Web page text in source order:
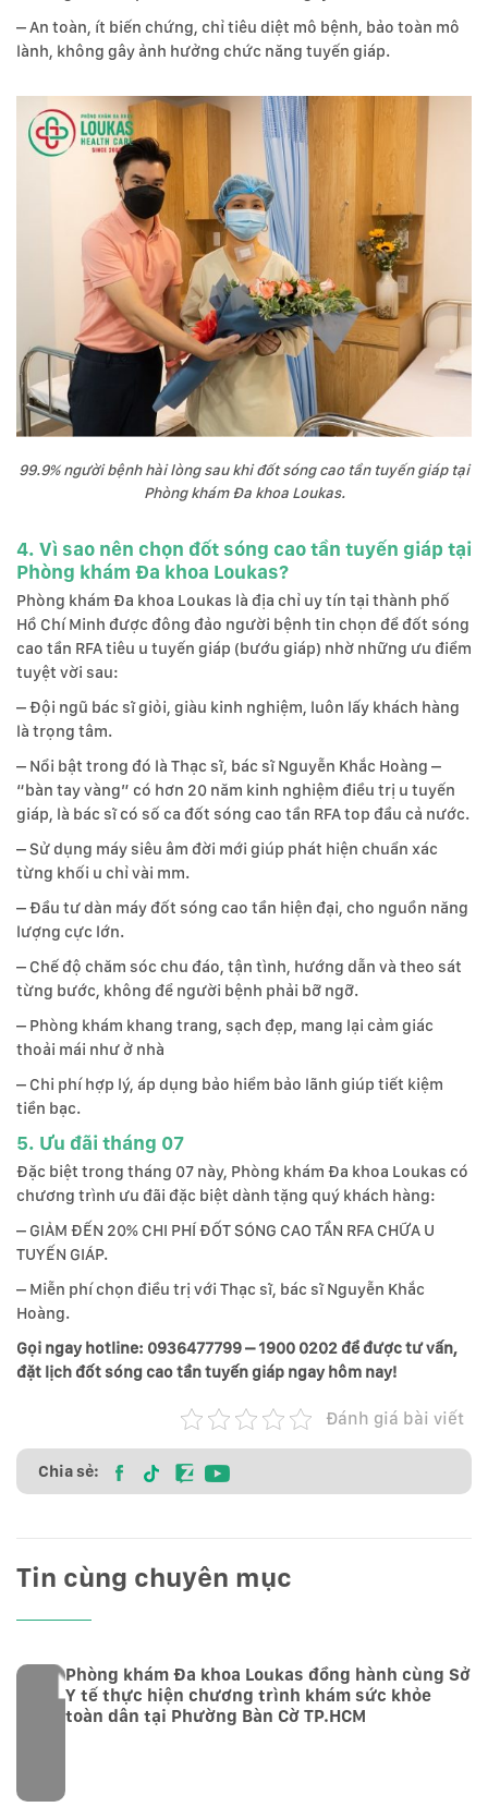
– An toàn, ít biến chứng, chỉ tiêu diệt mô bệnh, bảo toàn mô
lành, không gây ảnh hưởng chức năng tuyến giáp.
99.9% người bệnh hài lòng sau khi đốt sóng cao tần tuyến giáp tại
Phòng khám Đa khoa Loukas.
4. Vì sao nên chọn đốt sóng cao tần tuyến giáp tại
Phòng khám Đa khoa Loukas?
Phòng khám Đa khoa Loukas là địa chỉ uy tín tại thành phố
Hồ Chí Minh được đông đảo người bệnh tin chọn để đốt sóng
cao tần RFA tiêu u tuyến giáp (bướu giáp) nhờ những ưu điểm
tuyệt vời sau:
– Đội ngũ bác sĩ giỏi, giàu kinh nghiệm, luôn lấy khách hàng
là trọng tâm.
– Nổi bật trong đó là Thạc sĩ, bác sĩ Nguyễn Khắc Hoàng –
“bàn tay vàng” có hơn 20 năm kinh nghiệm điều trị u tuyến
giáp, là bác sĩ có số ca đốt sóng cao tần RFA top đầu cả nước.
– Sử dụng máy siêu âm đời mới giúp phát hiện chuẩn xác
từng khối u chỉ vài mm.
– Đầu tư dàn máy đốt sóng cao tần hiện đại, cho nguồn năng
lượng cực lớn.
– Chế độ chăm sóc chu đáo, tận tình, hướng dẫn và theo sát
từng bước, không để người bệnh phải bỡ ngỡ.
– Phòng khám khang trang, sạch đẹp, mang lại cảm giác
thoải mái như ở nhà
– Chi phí hợp lý, áp dụng bảo hiểm bảo lãnh giúp tiết kiệm
tiền bạc.
5. Ưu đãi tháng 07
Đặc biệt trong tháng 07 này, Phòng khám Đa khoa Loukas có
chương trình ưu đãi đặc biệt dành tặng quý khách hàng:
– GIẢM ĐẾN 20% CHI PHÍ ĐỐT SÓNG CAO TẦN RFA CHỮA U
TUYẾN GIÁP.
– Miễn phí chọn điều trị với Thạc sĩ, bác sĩ Nguyễn Khắc
Hoàng.
Gọi ngay hotline: 0936477799 – 1900 0202 để được tư vấn,
đặt lịch đốt sóng cao tần tuyến giáp ngay hôm nay!
Đánh giá bài viết
Chia sẻ:
Tin cùng chuyên mục
Phòng khám Đa khoa Loukas đồng hành cùng Sở
Y tế thực hiện chương trình khám sức khỏe
toàn dân tại Phường Bàn Cờ TP.HCM